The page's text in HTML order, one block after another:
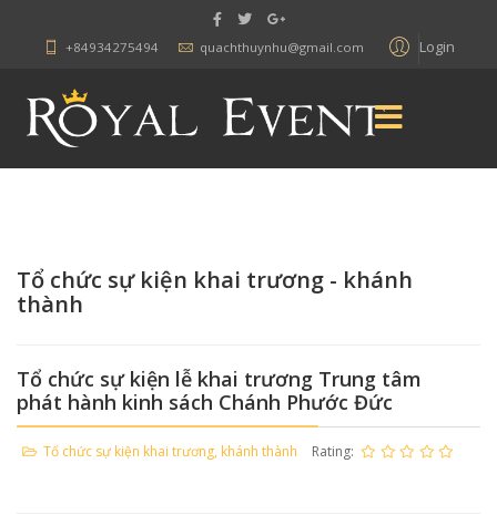
Login
+84934275494 quachthuynhu@gmail.com
Tổ chức sự kiện khai trương - khánh
thành
Tổ chức sự kiện lễ khai trương Trung tâm
phát hành kinh sách Chánh Phước Đức
Tổ chức sự kiện khai trương, khánh thành Rating: